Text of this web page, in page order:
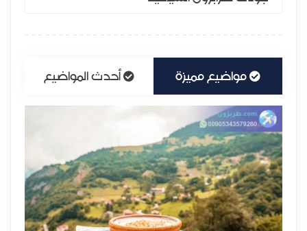
مواضيع مميزة أحدث المواضيع